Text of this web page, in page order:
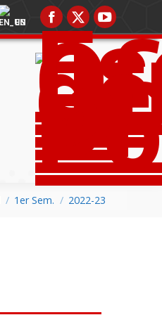
EN
1er Sem. 2022-23